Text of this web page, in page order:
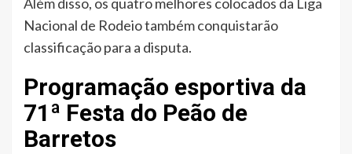
Nacional de Rodeio também conquistarão
classificação para a disputa.
Programação esportiva da
71ª Festa do Peão de
Barretos